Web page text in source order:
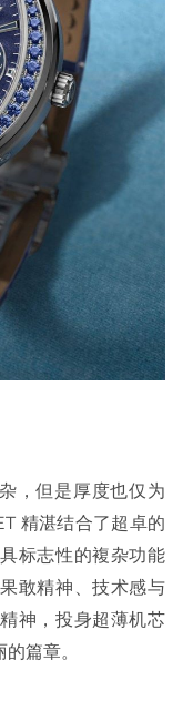
，但是厚度也仅为
精湛结合了超卓的
标志性的複杂功能
敢精神、技术感与
神，投身超薄机芯
篇章。